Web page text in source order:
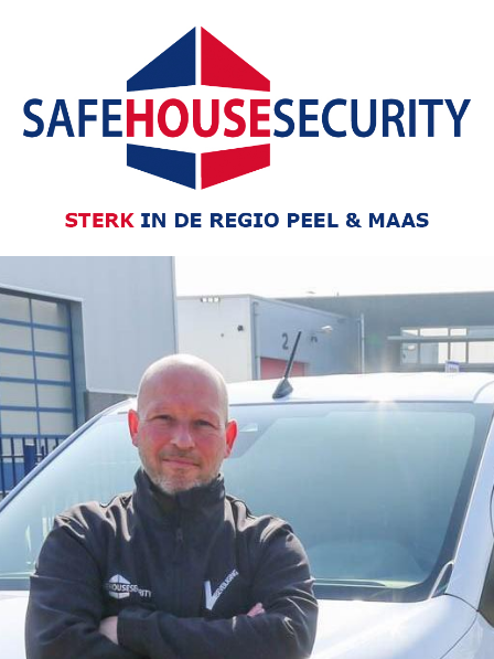
Skip to main content